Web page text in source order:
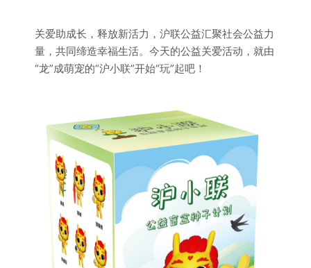
关爱助成长，释放新活力，沪联公益汇聚社会公益力
量，共同缔造幸福生活。今天的公益关爱活动，就由
“龙”成萌宠的“沪小联”开始“玩”起吧！